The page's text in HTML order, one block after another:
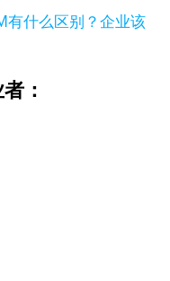
有什么区别？企业该
：